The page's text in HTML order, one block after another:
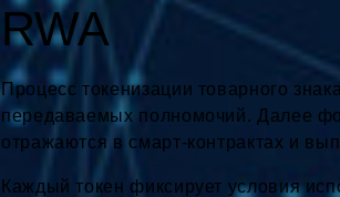
RWA
Процесс токенизации товарного
передаваемых полномочий. Далее
отражаются в смарт-контрактах и
Каждый токен фиксирует условия